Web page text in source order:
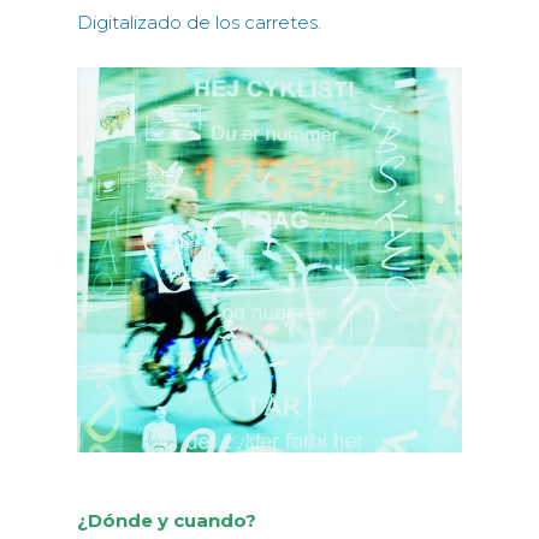
Digitalizado de los carretes.
¿Dónde y cuando?